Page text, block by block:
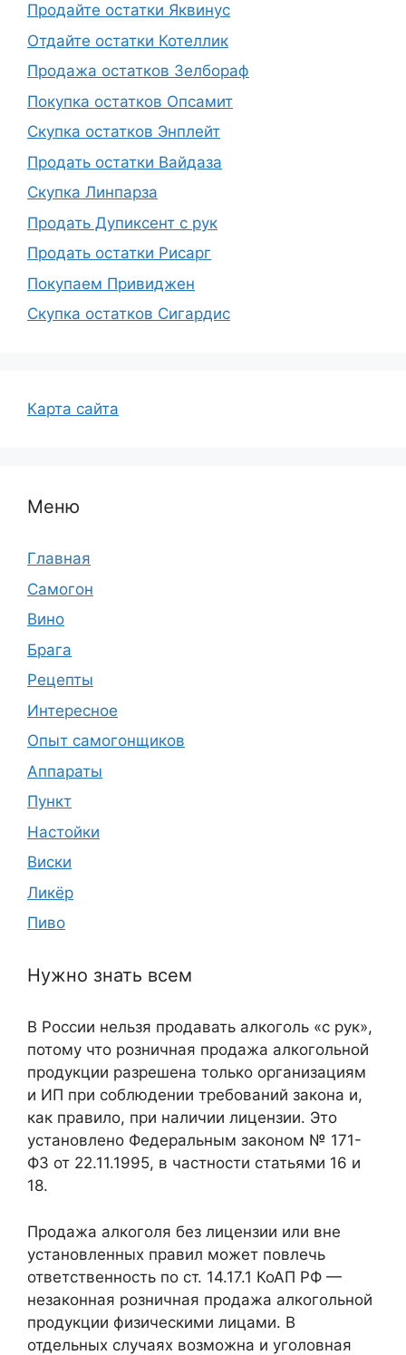
Продайте остатки Яквинус
Отдайте остатки Котеллик
Продажа остатков Зелбораф
Покупка остатков Опсамит
Скупка остатков Энплейт
Продать остатки Вайдаза
Скупка Линпарза
Продать Дупиксент с рук
Продать остатки Рисарг
Покупаем Привиджен
Скупка остатков Сигардис
Карта сайта
Меню
Главная
Самогон
Вино
Брага
Рецепты
Интересное
Опыт самогонщиков
Аппараты
Пункт
Настойки
Виски
Ликёр
Пиво
Нужно знать всем
В России нельзя продавать алкоголь «с рук»,
потому что розничная продажа алкогольной
продукции разрешена только организациям
и ИП при соблюдении требований закона и,
как правило, при наличии лицензии. Это
установлено Федеральным законом № 171-
ФЗ от 22.11.1995, в частности статьями 16 и
18.
Продажа алкоголя без лицензии или вне
установленных правил может повлечь
ответственность по ст. 14.17.1 КоАП РФ —
незаконная розничная продажа алкогольной
продукции физическими лицами. В
отдельных случаях возможна и уголовная